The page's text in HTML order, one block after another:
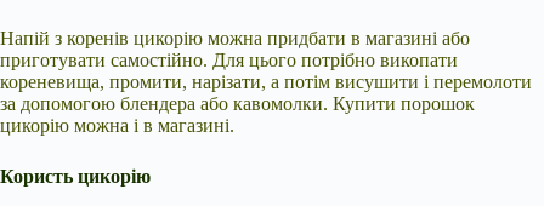
Напій з коренів цикорію можна придбати в магазині або
приготувати самостійно. Для цього потрібно викопати
кореневища, промити, нарізати, а потім висушити і перемолоти
за допомогою блендера або кавомолки. Купити порошок
цикорію можна і в магазині.
Користь цикорію